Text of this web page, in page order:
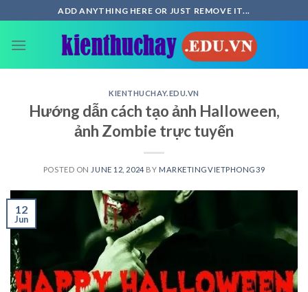
to
content
ADD ANYTHING HERE OR JUST REMOVE IT...
KIENTHUCHAY.EDU.VN
Hướng dẫn cách tạo ảnh Halloween,
ảnh Zombie trực tuyến
POSTED ON JUNE 12, 2024 BY MARKETINGVIETPHONG39
12
Jun